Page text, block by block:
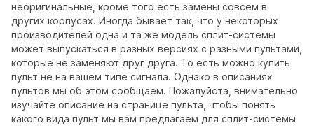
неоригинальные, кроме того есть замены совсем в
других корпусах. Иногда бывает так, что у некоторых
производителей одна и та же модель сплит-системы
может выпускаться в разных версиях с разными пультами,
которые не заменяют друг друга. То есть можно купить
пульт не на вашем типе сигнала. Однако в описаниях
пультов мы об этом сообщаем. Пожалуйста, внимательно
изучайте описание на странице пульта, чтобы понять
какого вида пульт мы вам предлагаем для сплит-системы